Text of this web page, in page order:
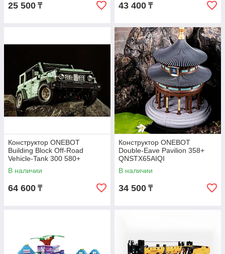
25 500 ₸ 43 400 ₸
Конструктор ONEBOT
Building Block Off-Road
Vehicle-Tank 300 580+
OBTK300CH
В наличии
64 600 ₸
Конструктор ONEBOT
Double-Eave Pavilion 358+
QNSTX65AIQI
В наличии
34 500 ₸